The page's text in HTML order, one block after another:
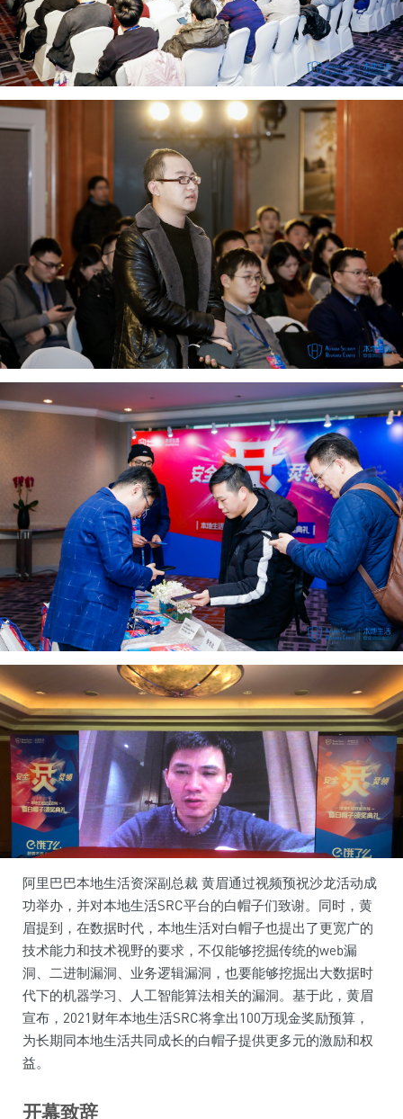
阿里巴巴本地生活资深副总裁 黄眉通过视频预祝沙龙活动成
功举办，并对本地生活SRC平台的白帽子们致谢。同时，黄
眉提到，在数据时代，本地生活对白帽子也提出了更宽广的
技术能力和技术视野的要求，不仅能够挖掘传统的web漏
洞、二进制漏洞、业务逻辑漏洞，也要能够挖掘出大数据时
代下的机器学习、人工智能算法相关的漏洞。基于此，黄眉
宣布，2021财年本地生活SRC将拿出100万现金奖励预算，
为长期同本地生活共同成长的白帽子提供更多元的激励和权
益。
开幕致辞